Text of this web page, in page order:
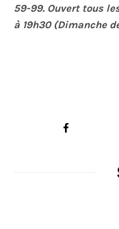
59-99. Ouvert tous
à 19h30 (Dimanche